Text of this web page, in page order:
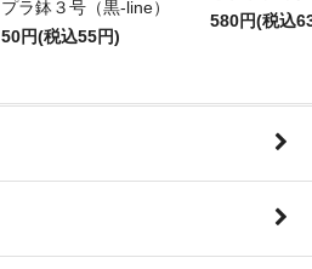
プラ鉢３号（黒-line）
50円(税込55円)
580円(税込